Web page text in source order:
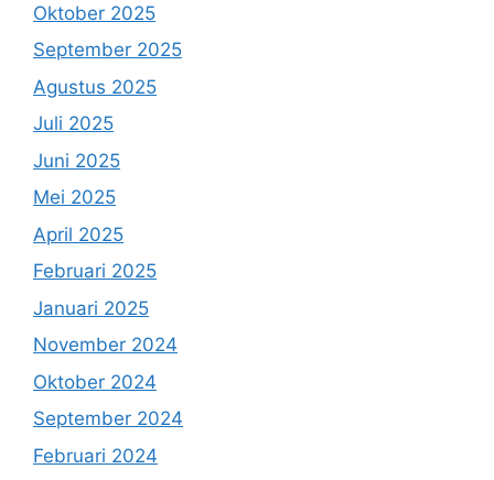
Oktober 2025
September 2025
Agustus 2025
Juli 2025
Juni 2025
Mei 2025
April 2025
Februari 2025
Januari 2025
November 2024
Oktober 2024
September 2024
Februari 2024